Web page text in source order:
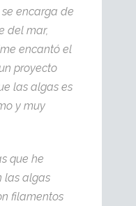
encarga de
del mar,
encantó el
proyecto
las algas es
y muy
que he
las algas
filamentos